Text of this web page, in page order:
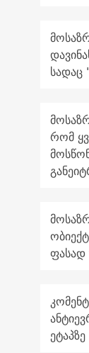
სადაც
რომ
ფასად